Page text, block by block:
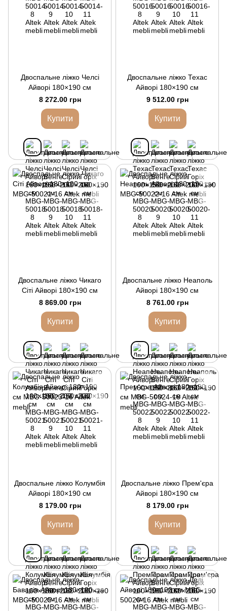
Двоспальне ліжко Челсі
Айворі 180×190 см
8 272.00 грн
Купити
Двоспальне ліжко Техас
Айворі 180×190 см
9 512.00 грн
Купити
Двоспальне ліжко Чикаго
Сіті Айворі 180×190 см
8 869.00 грн
Купити
Двоспальне ліжко Неаполь
Айворі 180×190 см
8 761.00 грн
Купити
Двоспальне ліжко Колумбія
Айворі 180×190 см
8 179.00 грн
Купити
Двоспальне ліжко Прем'єра
Айворі 180×190 см
8 179.00 грн
Купити